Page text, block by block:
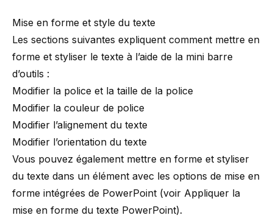
Mise en forme et style du texte
Les sections suivantes expliquent comment mettre en
forme et styliser le texte à l’aide de la mini barre
d’outils :
Modifier la police et la taille de la police
Modifier la couleur de police
Modifier l’alignement du texte
Modifier l’orientation du texte
Vous pouvez également mettre en forme et styliser
du texte dans un élément avec les options de mise en
forme intégrées de PowerPoint (voir Appliquer la
mise en forme du texte PowerPoint).